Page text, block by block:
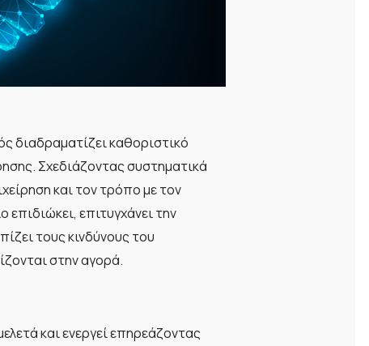
διαδραματίζει καθοριστικό
Σχεδιάζοντας συστηματικά
και τον τρόπο με τον
επιτυγχάνει την
τους κινδύνους του
στην αγορά.
και ενεργεί επηρεάζοντας